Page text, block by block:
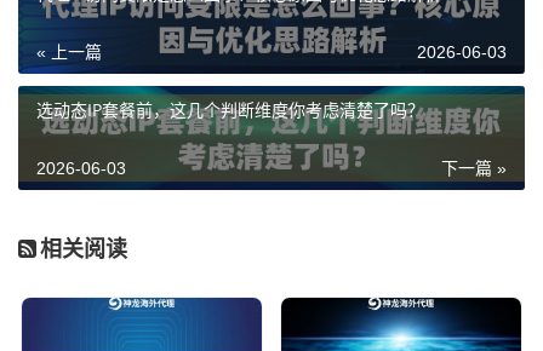
据持续抓取、自动化社交媒体内容分发等高强度任务。
预算与用量匹配建议：如果你的业务属于“长期运行、流
量消耗无上限、并发请求频繁”的类型，那么不限量模式
能将你的使用成本变得高度可控和可预期。尽管前期投
入可能看起来较高，但摊薄到海量的IP使用和流量上，
尽而业务中断的顾虑，适合预算规划清晰、追求长期稳
定性的企业用户。
« 上一篇 2026-06-03
选动态IP套餐前，这几个判断维度你考虑清楚了吗？
下一篇 »
2026-06-03
相关阅读